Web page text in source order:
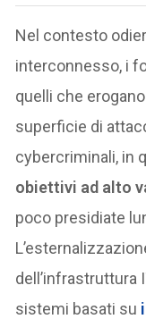
Nel contesto
interconnesso, i
quelli che
superficie di
cybercriminali, in
obiettivi ad alto
poco presidiate
dell’infrastruttura
sistemi basati su